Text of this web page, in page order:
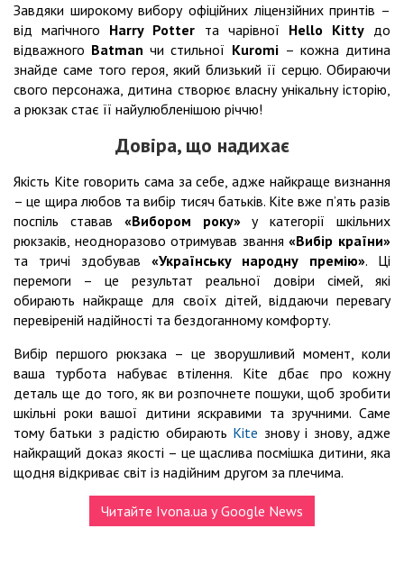
Завдяки широкому вибору офіційних ліцензійних принтів –
від магічного Harry Potter та чарівної Hello Kittyдо
відважного Batmanчи стильної Kuromi – кожна дитина
знайде саме того героя, який близький її серцю. Обираючи
свого персонажа, дитина створює власну унікальну історію,
а рюкзак стає її найулюбленішою річчю!
Довіра, що надихає
Якість Kite говорить сама за себе, адже найкраще визнання
– це щира любов та вибір тисяч батьків. Kite вже п’ять разів
поспіль ставав «Вибором року»у категорії шкільних
рюкзаків, неодноразово отримував звання«Вибір країни»
та тричі здобував «Українську народну премію». Ці
перемоги – це результат реальної довіри сімей, які
обирають найкраще для своїх дітей, віддаючи перевагу
перевіреній надійності та бездоганному комфорту.
Вибір першого рюкзака – це зворушливий момент, коли
ваша турбота набуває втілення. Kite дбає про кожну
деталь ще до того, як ви розпочнете пошуки, щоб зробити
шкільні роки вашої дитини яскравими та зручними. Саме
тому батьки з радістю обирають Kite знову і знову, адже
найкращий доказ якості – це щаслива посмішка дитини, яка
щодня відкриває світ із надійним другом за плечима.
Читайте Ivona.ua у Google News